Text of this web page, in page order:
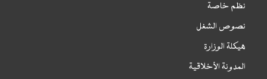
نظم خاصة
نصوص الشغل
هيكلة الوزارة
المدونة الأخلاقية